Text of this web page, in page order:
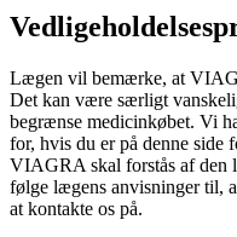
Lægen vil bemærke, at
Det kan være særligt
begrænse medicinkøbet. Vi
for, hvis du er på denne
VIAGRA skal forstås af den
følge lægens anvisninger til,
at kontakte os på.